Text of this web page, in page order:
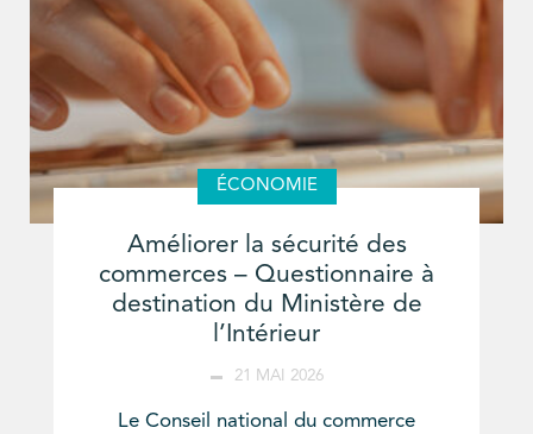
ÉCONOMIE
Améliorer la sécurité des
commerces – Questionnaire à
destination du Ministère de
l’Intérieur
21 MAI 2026
Le Conseil national du commerce